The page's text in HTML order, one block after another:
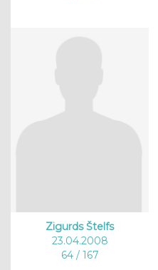
Zigurds Štelfs
23.04.2008
64 / 167